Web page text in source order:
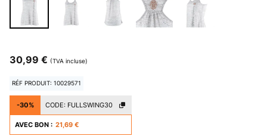
30,99 € (TVA incluse)
RÉF PRODUIT: 10029571
-30% CODE: FULLSWING30
AVEC BON : 21,69 €